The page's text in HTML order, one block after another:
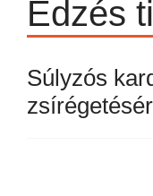
Edzés
Súlyzós